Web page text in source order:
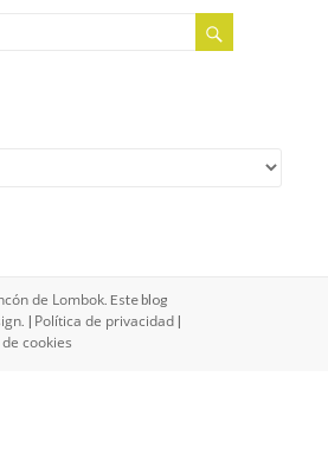
de Lombok. Este blog
. | Política de privacidad |
cookies